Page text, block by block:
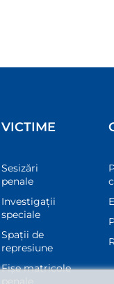
VICTIME
Sesizări
penale
Investigații
speciale
Spații de
represiune
Fișe matricole
penale